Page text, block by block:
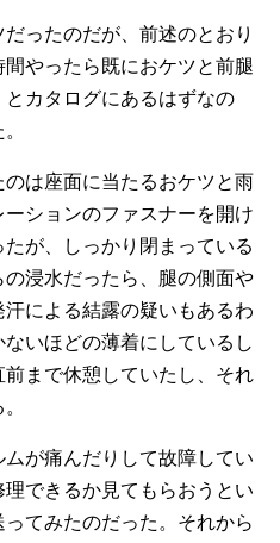
ったのだが、前述のとおり
やったら既におケツと前腿
カタログにあるはずなの
は座面に当たるおケツと雨
ションのファスナーを開け
が、しっかり閉まっている
浸水だったら、腿の側面や
による結露の疑いもあるわ
いほどの薄着にしているし
まで休憩していたし、それ
が痛んだりして故障してい
できるか見てもらおうとい
てみたのだった。それから